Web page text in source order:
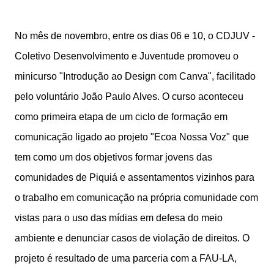
No mês de novembro, entre os dias 06 e 10, o CDJUV -
Coletivo Desenvolvimento e Juventude promoveu o
minicurso "Introdução ao Design com Canva", facilitado
pelo voluntário João Paulo Alves. O curso aconteceu
como primeira etapa de um ciclo de formação em
comunicação ligado ao projeto "Ecoa Nossa Voz" que
tem como um dos objetivos formar jovens das
comunidades de Piquiá e assentamentos vizinhos para
o trabalho em comunicação na própria comunidade com
vistas para o uso das mídias em defesa do meio
ambiente e denunciar casos de violação de direitos. O
projeto é resultado de uma parceria com a FAU-LA,